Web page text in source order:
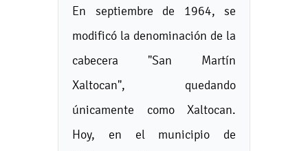
En septiembre de 1964, se
modificó la denominación de la
cabecera "San Martín
Xaltocan", quedando
únicamente como Xaltocan.
Hoy, en el municipio de